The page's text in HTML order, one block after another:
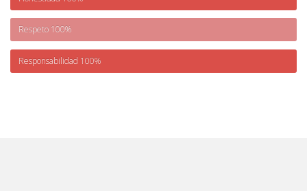
Respeto 100%
Responsabilidad 100%